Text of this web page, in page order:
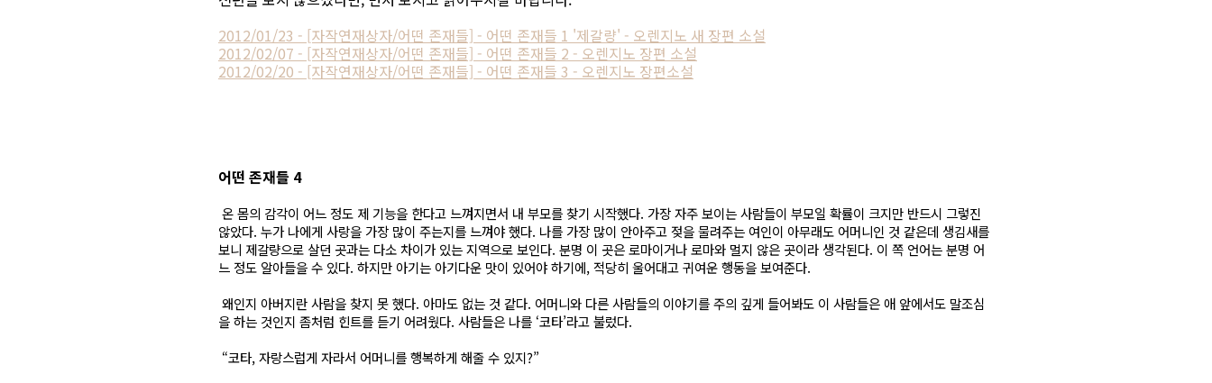
2012/01/23 - [자작연재상자/어떤 존재들] - 어떤 존재들 1 '제갈량' - 오렌지노 새 장편 소설
2012/02/07 - [자작연재상자/어떤 존재들] - 어떤 존재들 2 - 오렌지노 장편 소설
2012/02/20 - [자작연재상자/어떤 존재들] - 어떤 존재들 3 - 오렌지노 장편소설
어떤 존재들 4
온 몸의 감각이 어느 정도 제 기능을 한다고 느껴지면서 내 부모를 찾기 시작했다. 가장 자주 보이는 사람들이 부모일 확률이 크지만 반드시 그렇진
않았다. 누가 나에게 사랑을 가장 많이 주는지를 느껴야 했다. 나를 가장 많이 안아주고 젖을 물려주는 여인이 아무래도 어머니인 것 같은데 생김새를
보니 제갈량으로 살던 곳과는 다소 차이가 있는 지역으로 보인다. 분명 이 곳은 로마이거나 로마와 멀지 않은 곳이라 생각된다. 이 쪽 언어는 분명 어
느 정도 알아들을 수 있다. 하지만 아기는 아기다운 맛이 있어야 하기에, 적당히 울어대고 귀여운 행동을 보여준다.
왜인지 아버지란 사람을 찾지 못 했다. 아마도 없는 것 같다. 어머니와 다른 사람들의 이야기를 주의 깊게 들어봐도 이 사람들은 애 앞에서도 말조심
을 하는 것인지 좀처럼 힌트를 듣기 어려웠다. 사람들은 나를 ‘코타’라고 불렀다.
“코타, 자랑스럽게 자라서 어머니를 행복하게 해줄 수 있지?”